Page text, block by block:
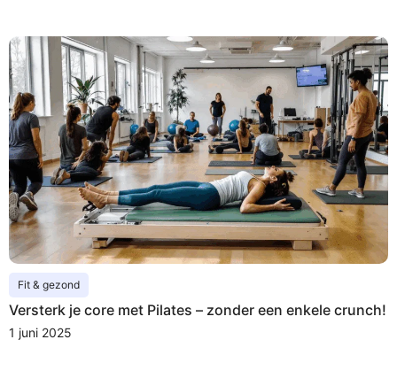
Fit & gezond
Versterk je core met Pilates – zonder een enkele crunch!
1 juni 2025